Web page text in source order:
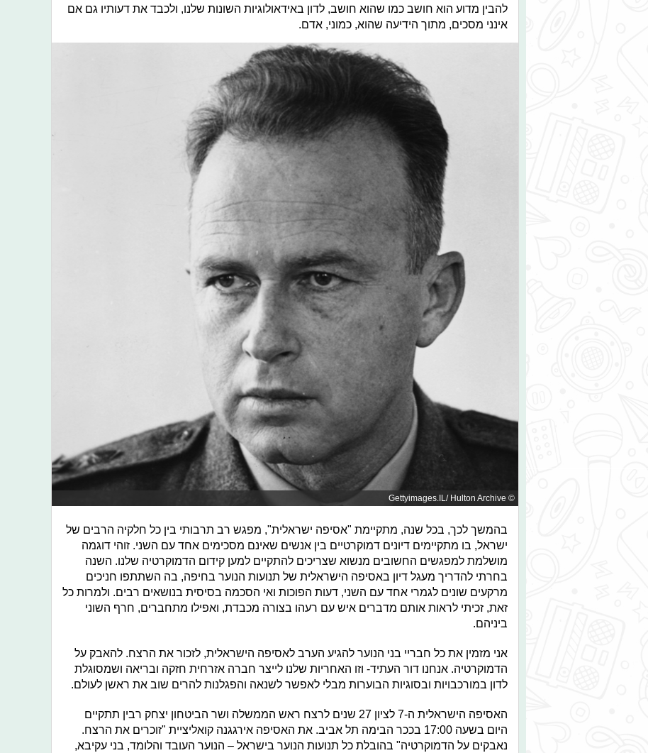
להבין מדוע הוא חושב כמו שהוא חושב, לדון באידאולוגיות השונות שלנו, ולכבד את דעותיו גם אם
אינני מסכים, מתוך הידיעה שהוא, כמוני, אדם.
© Gettyimages.IL/ Hulton Archive
בהמשך לכך, בכל שנה, מתקיימת "אסיפה ישראלית", מפגש רב תרבותי בין כל חלקיה הרבים של
ישראל, בו מתקיימים דיונים דמוקרטיים בין אנשים שאינם מסכימים אחד עם השני. זוהי דוגמה
מושלמת למפגשים החשובים מנשוא שצריכים להתקיים למען קידום הדמוקרטיה שלנו. השנה
בחרתי להדריך מעגל דיון באסיפה הישראלית של תנועות הנוער בחיפה, בה השתתפו חניכים
מרקעים שונים לגמרי אחד עם השני, דעות הפוכות ואי הסכמה בסיסית בנושאים רבים. ולמרות כל
זאת, זכיתי לראות אותם מדברים איש עם רעהו בצורה מכבדת, ואפילו מתחברים, חרף השוני
ביניהם.
אני מזמין את כל חבריי בני הנוער להגיע הערב לאסיפה הישראלית, לזכור את הרצח. להאבק על
הדמוקרטיה. אנחנו דור העתיד- וזו האחריות שלנו לייצר חברה אזרחית חזקה ובריאה ושמסוגלת
לדון במורכבויות ובסוגיות הבוערות מבלי לאפשר לשנאה והפגלנות להרים שוב את ראשן לעולם.
האסיפה הישראלית ה-7 לציון 27 שנים לרצח ראש הממשלה ושר הביטחון יצחק רבין תתקיים
היום בשעה 17:00 בככר הבימה תל אביב. את האסיפה אירגגנה קואליציית "זוכרים את הרצח.
נאבקים על הדמוקרטיה" בהובלת כל תנועות הנוער בישראל – הנוער העובד והלומד, בני עקיבא,